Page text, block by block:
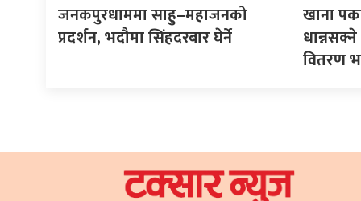
जनकपुरधाममा साहु–महाजनको
प्रदर्शन, भदौमा सिंहदरबार घेर्ने
खाना
वितरण